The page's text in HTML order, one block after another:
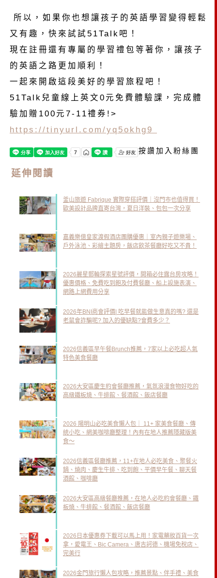
所以，如果你也想讓孩子的英語學習變得輕鬆
又有趣，快來試試 51Talk 吧！
現在註冊還有專屬的學習禮包等著你，讓孩子
的英語之路更加順利！
一起來開啟這段美好的學習旅程吧！
51Talk兒童線上英文0元免費體驗課，完成體
驗加贈100元7-11禮券!>
https://tinyurl.com/yq5okhg9
按讚加入粉絲團
延伸閱讀
釜山旅遊 Fabrique 實際穿搭評價｜沒門市也值得買！
歐美設計品牌直寄台灣，夏日洋裝、包包一次分享
嘉義樂億皇家渡假酒店團購優惠｜室內親子遊樂場、
戶外泳池、彩繪主題房，飯店飲茶餐廳好吃又不貴！
2026麗星郵輪探索星號評價，開箱必住露台房攻略！
優惠價格、免費吃到飽及付費餐廳、船上設施表演、
網路上網費用分享
2026年BNI商會評價| 吃早餐就能做生意真的嗎? 還是
老鼠會詐騙呢? 加入的優缺點?會費多少？
2026信義區早午餐Brunch推薦，7家以上必吃超人氣
特色美食餐廳
2026大安區慶生約會餐廳推薦，氣氛浪漫食物好吃的
高級鐵板燒、牛排館、餐酒館、飯店餐廳
2026 陽明山必吃美食懶人包｜ 11+ 家美食餐廳、傳
統小吃、網美咖啡廳整理！內有在地人推薦隱藏版美
食～
2026信義區餐廳推薦，11+在地人必吃美食、聚餐火
鍋、燒肉、慶生牛排、吃到飽、平價早午餐、聊天餐
酒館、咖啡廳
2026大安區高級餐廳推薦，在地人必吃約會餐廳、鐵
板燒、牛排館、餐酒館、飯店餐廳
2026日本優惠券下載可以馬上用！家電藥妝百貨一次
拿，愛電王、Bic Camera、唐吉訶德、機場免稅店、
完美行
2026金門旅行懶人包攻略，推薦景點、伴手禮、美食